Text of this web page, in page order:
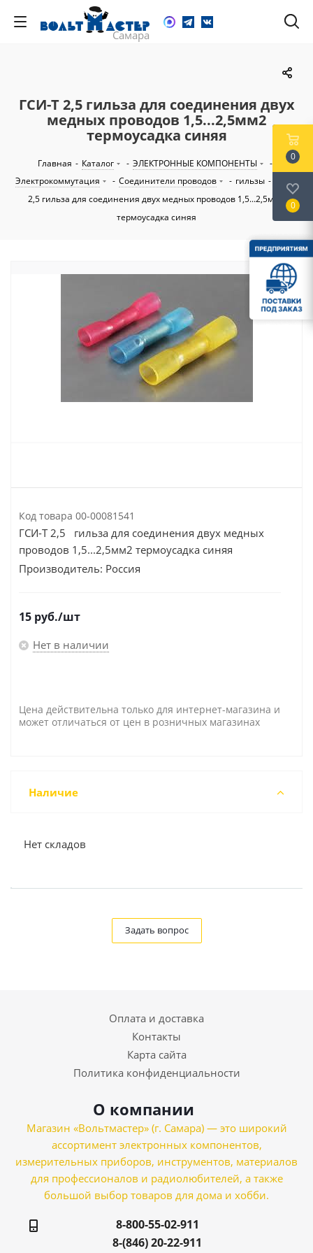
ГСИ-Т 2,5 гильза для соединения двух
медных проводов 1,5...2,5мм2
термоусадка синяя
Главная - Каталог - ЭЛЕКТРОННЫЕ КОМПОНЕНТЫ
-
Электрокоммутация
- Соединители проводов - гильзы -
ГСИ-Т
2,5 гильза для соединения двух медных проводов 1,5...2,5мм2
термоусадка синяя
Код товара 00-00081541
ГСИ-Т 2,5 гильза для соединения двух медных
проводов 1,5...2,5мм2 термоусадка синяя
Производитель: Россия
15 руб./шт
Нет в наличии
Цена действительна только для интернет-магазина и
может отличаться от цен в розничных магазинах
Наличие
Нет складов
Задать вопрос
Оплата и доставка
Контакты
Карта сайта
Политика конфиденциальности
О компании
Магазин «Вольтмастер» (г. Самара) — это широкий
ассортимент электронных компонентов,
измерительных приборов, инструментов, материалов
для профессионалов и радиолюбителей, а также
большой выбор товаров для дома и хобби.
8-800-55-02-911
8-(846) 20-22-911
0
0